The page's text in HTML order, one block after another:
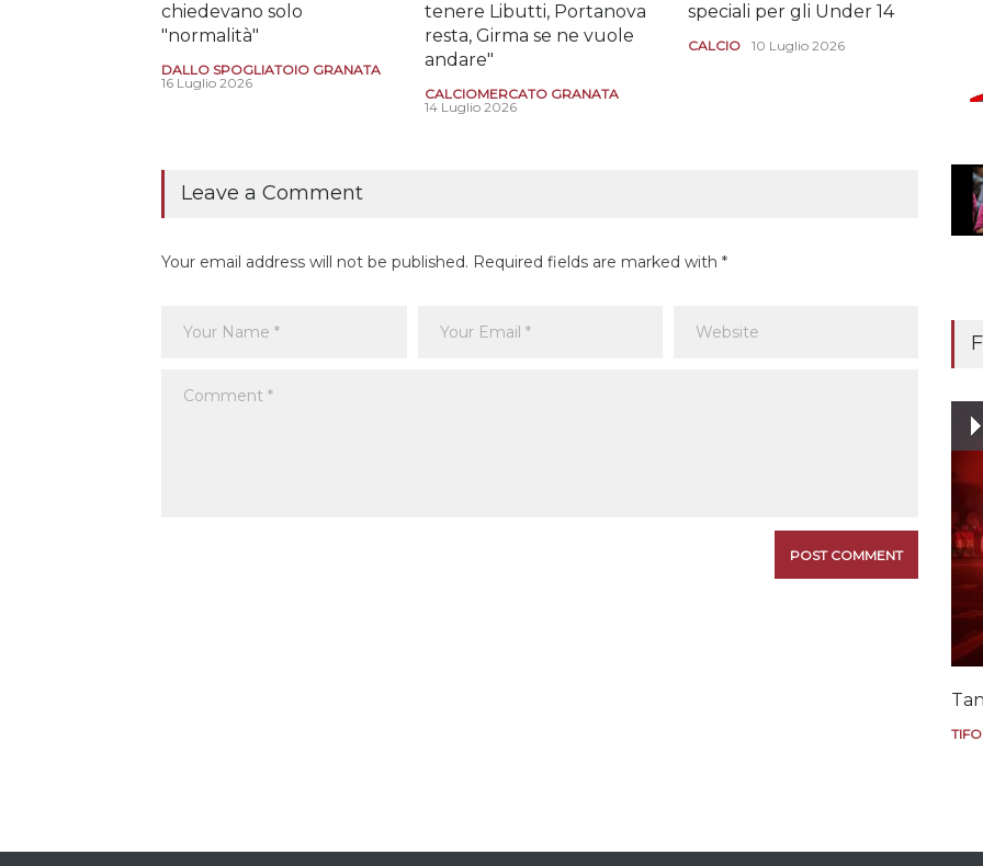
chiedevano solo
"normalità"
DALLO SPOGLIATOIO GRANATA
16 Luglio 2026
tenere Libutti, Portanova
resta, Girma se ne vuole
andare"
CALCIOMERCATO GRANATA
14 Luglio 2026
speciali per gli Under 14
CALCIO 10 Luglio 2026
29
Leave a Comment
Your email address will not be published. Required fields are marked with *